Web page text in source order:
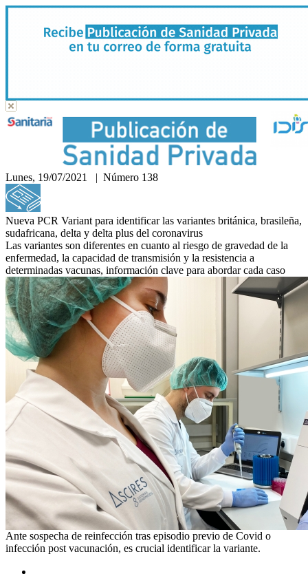
Lunes, 19/07/2021 | Número 138
Nueva PCR Variant para identificar las variantes británica, brasileña,
sudafricana, delta y delta plus del coronavirus
Las variantes son diferentes en cuanto al riesgo de gravedad de la
enfermedad, la capacidad de transmisión y la resistencia a
determinadas vacunas, información clave para abordar cada caso
Ante sospecha de reinfección tras episodio previo de Covid o
infección post vacunación, es crucial identificar la variante.